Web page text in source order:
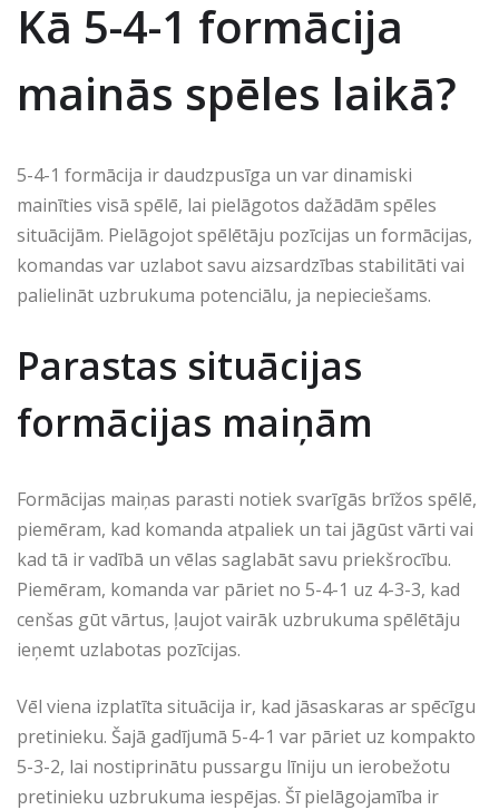
Kā 5-4-1 formācija
mainās spēles laikā?
5-4-1 formācija ir daudzpusīga un var dinamiski
mainīties visā spēlē, lai pielāgotos dažādām spēles
situācijām. Pielāgojot spēlētāju pozīcijas un formācijas,
komandas var uzlabot savu aizsardzības stabilitāti vai
palielināt uzbrukuma potenciālu, ja nepieciešams.
Parastas situācijas
formācijas maiņām
Formācijas maiņas parasti notiek svarīgās brīžos spēlē,
piemēram, kad komanda atpaliek un tai jāgūst vārti vai
kad tā ir vadībā un vēlas saglabāt savu priekšrocību.
Piemēram, komanda var pāriet no 5-4-1 uz 4-3-3, kad
cenšas gūt vārtus, ļaujot vairāk uzbrukuma spēlētāju
ieņemt uzlabotas pozīcijas.
Vēl viena izplatīta situācija ir, kad jāsaskaras ar spēcīgu
pretinieku. Šajā gadījumā 5-4-1 var pāriet uz kompakto
5-3-2, lai nostiprinātu pussargu līniju un ierobežotu
pretinieku uzbrukuma iespējas. Šī pielāgojamība ir